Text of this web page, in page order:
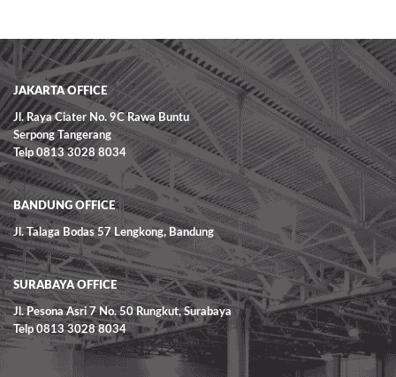
JAKARTA OFFICE
Jl. Raya Ciater No. 9C Rawa Buntu
Serpong Tangerang
Telp 0813 3028 8034
BANDUNG OFFICE
Jl. Talaga Bodas 57 Lengkong, Bandung
SURABAYA OFFICE
Jl. Pesona Asri 7 No. 50 Rungkut, Surabaya
Telp 0813 3028 8034